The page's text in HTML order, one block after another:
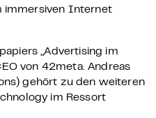
immersiven Internet
„Advertising im
von 42meta. Andreas
gehört zu den weiteren
im Ressort